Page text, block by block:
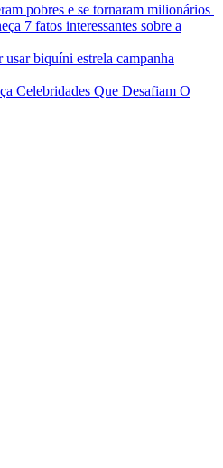
pobres e se tornaram milionários
7 fatos interessantes sobre a
biquíni estrela campanha
Celebridades Que Desafiam O